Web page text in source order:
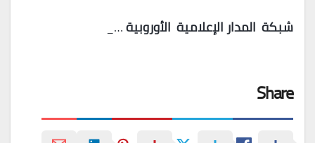
شبكة المدارالإعلامية الأوروبية…_
Share